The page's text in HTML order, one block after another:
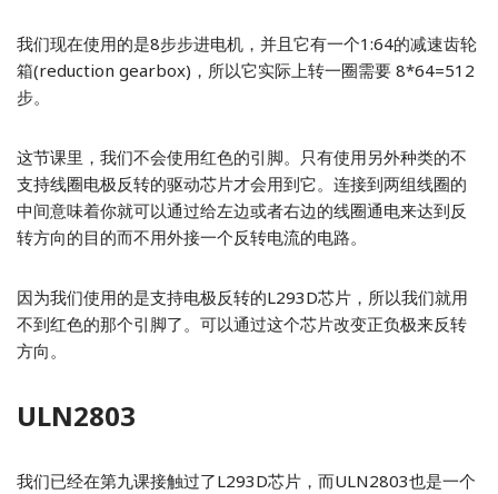
我们现在使用的是8步步进电机，并且它有一个1:64的减速齿轮
箱(reduction gearbox)，所以它实际上转一圈需要 8*64=512
步。
这节课里，我们不会使用红色的引脚。只有使用另外种类的不
支持线圈电极反转的驱动芯片才会用到它。连接到两组线圈的
中间意味着你就可以通过给左边或者右边的线圈通电来达到反
转方向的目的而不用外接一个反转电流的电路。
因为我们使用的是支持电极反转的L293D芯片，所以我们就用
不到红色的那个引脚了。可以通过这个芯片改变正负极来反转
方向。
ULN2803
我们已经在第九课接触过了L293D芯片，而ULN2803也是一个